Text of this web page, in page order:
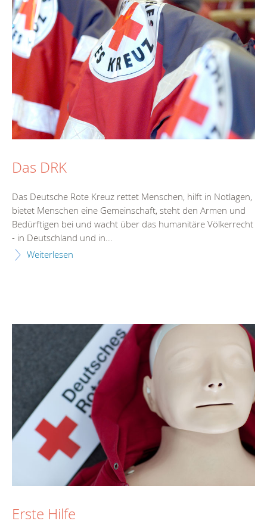
Das DRK
Das Deutsche Rote Kreuz rettet Menschen, hilft in Notlagen,
bietet Menschen eine Gemeinschaft, steht den Armen und
Bedürftigen bei und wacht über das humanitäre Völkerrecht
- in Deutschland und in...
Weiterlesen
Erste Hilfe